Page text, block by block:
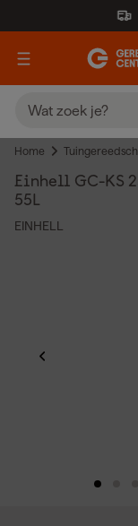
Home
Einhell GC-KS
55L
EINHELL